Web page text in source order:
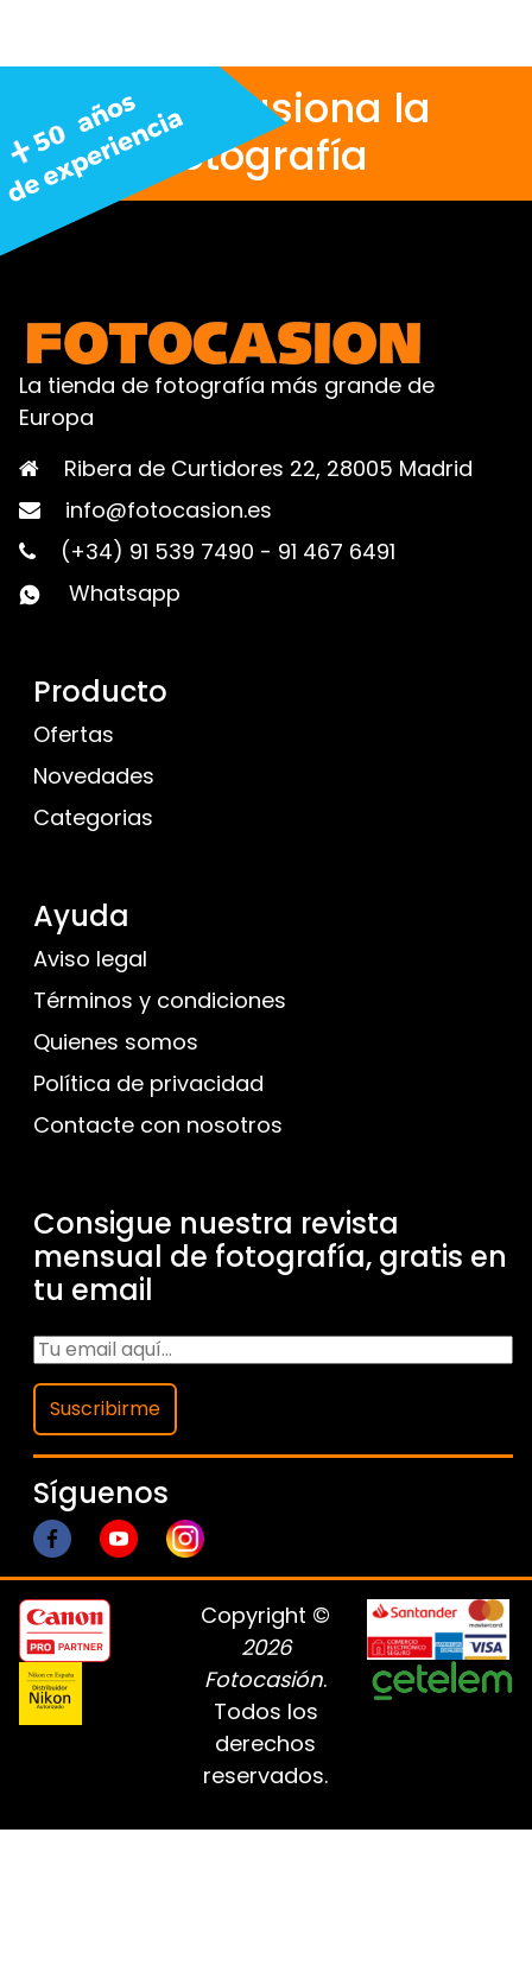
Nos apasiona la
fotografía
La tienda de fotografía más grande de
Europa
Ribera de Curtidores 22, 28005 Madrid
info@fotocasion.es
(+34) 91 539 7490 - 91 467 6491
Whatsapp
Producto
Ofertas
Novedades
Categorias
Ayuda
Aviso legal
Términos y condiciones
Quienes somos
Política de privacidad
Contacte con nosotros
Consigue nuestra revista
mensual de fotografía, gratis en
tu email
Suscribirme
Síguenos
Copyright ©
2026
Fotocasión.
Todos los
derechos
reservados.